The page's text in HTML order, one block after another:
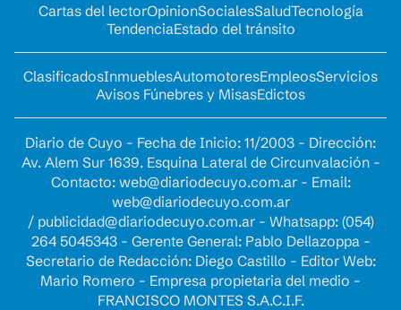
Cartas del lectorOpinionSocialesSaludTecnología
TendenciaEstado del tránsito
ClasificadosInmueblesAutomotoresEmpleosServicios
Avisos Fúnebres y MisasEdictos
Diario de Cuyo - Fecha de Inicio: 11/2003 - Dirección:
Av. Alem Sur 1639. Esquina Lateral de Circunvalación -
Contacto: web@diariodecuyo.com.ar- Email:
web@diariodecuyo.com.ar
/ publicidad@diariodecuyo.com.ar- Whatsapp: (054)
264 5045343 - Gerente General: Pablo Dellazoppa -
Secretario de Redacción: Diego Castillo - Editor Web:
Mario Romero - Empresa propietaria del medio -
FRANCISCO MONTES S.A.C.I.F.